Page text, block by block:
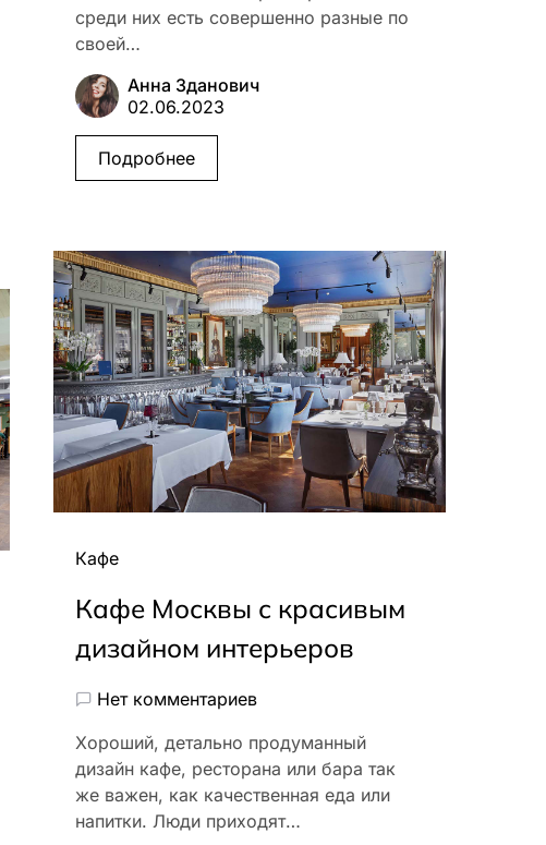
среди них есть совершенно разные по
своей…
Анна Зданович
02.06.2023
Подробнее
Кафе
Кафе Москвы с красивым
дизайном интерьеров
Нет комментариев
Хороший, детально продуманный
дизайн кафе, ресторана или бара так
же важен, как качественная еда или
напитки. Люди приходят…